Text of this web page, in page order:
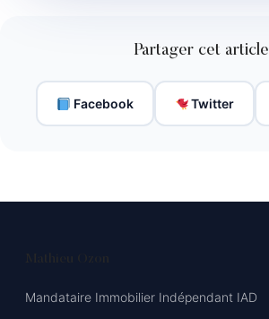
Partager cet article
Facebook Twitter
Mathieu Ozon
Mandataire Immobilier Indépendant IAD